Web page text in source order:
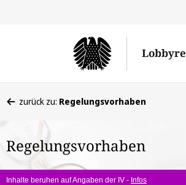
befinden
hier:
zurück zu: Regelungsvorhaben
Regelungsvorhaben
Inhalte beruhen auf Angaben der IV - Infos